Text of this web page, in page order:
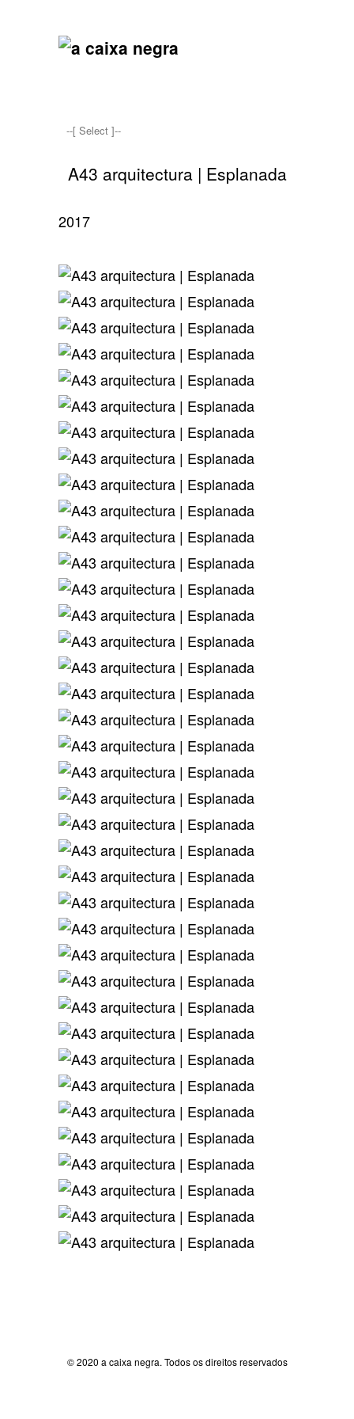
A43 arquitectura | Esplanada
2017
© 2020 a caixa negra. Todos os direitos reservados